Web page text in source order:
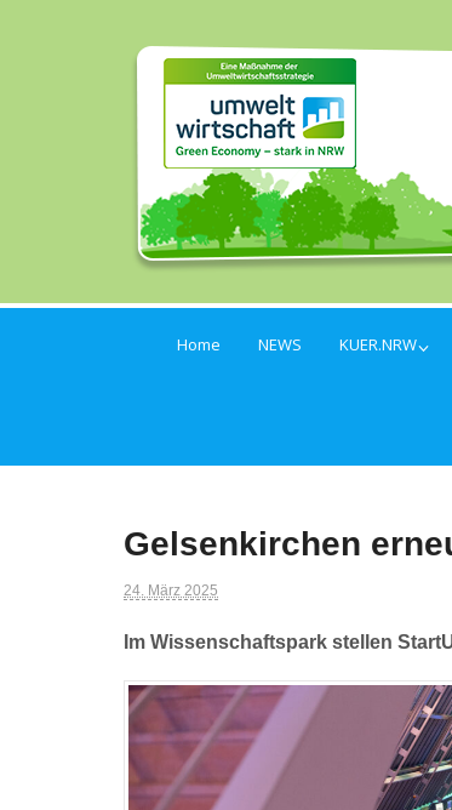
Home NEWS KUER.NRW
Gelsenkirchen
24. März 2025
Im Wissenschaftspark stellen